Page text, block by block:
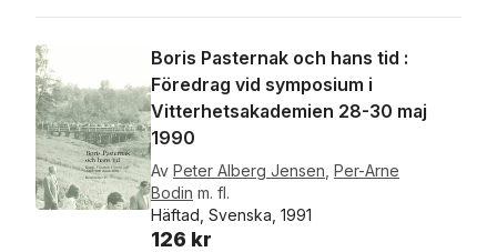
Boris Pasternak och hans tid :
Föredrag vid symposium i
Vitterhetsakademien 28-30 maj
1990
Av Peter Alberg Jensen Per-Arne
Bodin m. fl.
Häftad, Svenska, 1991
126 kr